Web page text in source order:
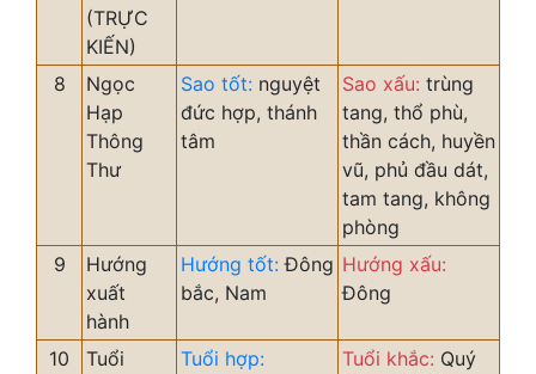
(TRỰC
KIẾN)
8
Ngọc
Hạp
Thông
Thư
Sao tốt: nguyệt
đức hợp, thánh
tâm
Sao xấu: trùng
tang, thổ phù,
thần cách, huyền
vũ, phủ đầu dát,
tam tang, không
phòng
9
Hướng
xuất
hành
Hướng tốt: Đông
bắc, Nam
Hướng xấu:
Đông
10
Tuổi
Tuổi hợp: Tuổi khắc: Quý